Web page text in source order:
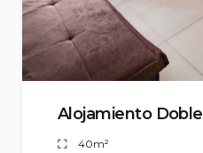
Alojamiento Doble
40m²